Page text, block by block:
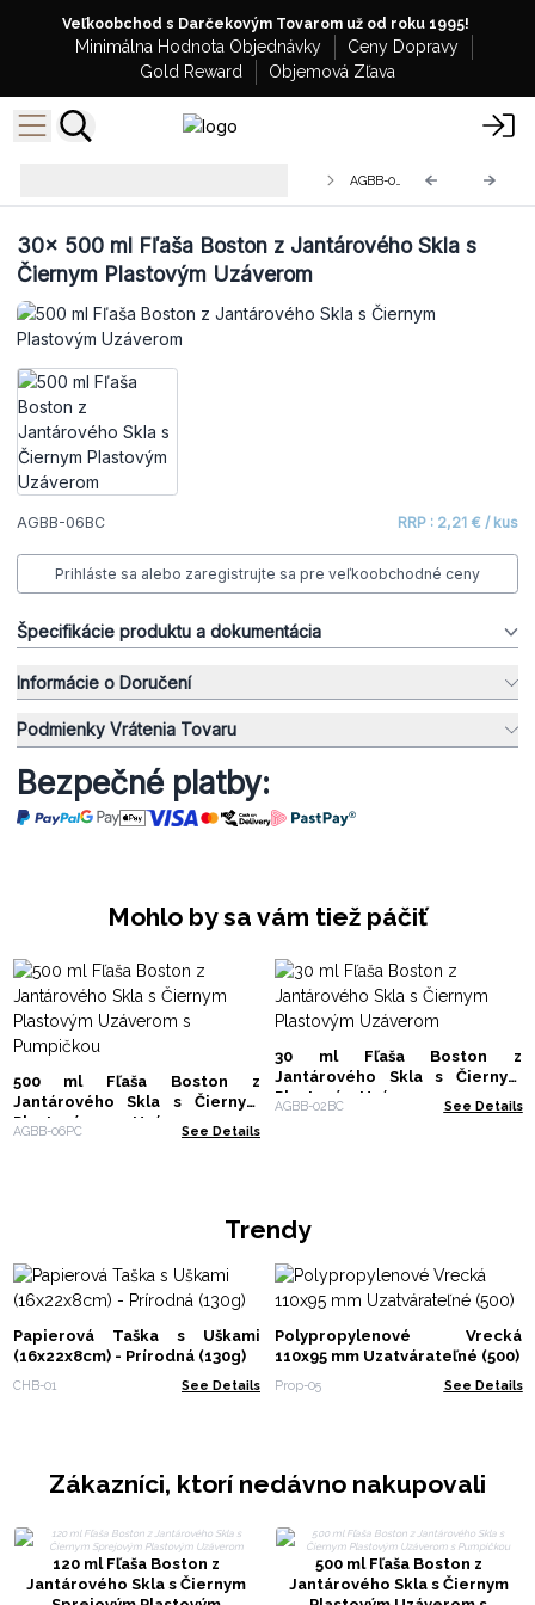
Veľkoobchod s Darčekovým Tovarom už od roku 1995!
Minimálna Hodnota Objednávky
Ceny Dopravy
Gold Reward
Objemová Zľava
AGBB-06BC
30x 500 ml Fľaša Boston z Jantárového Skla s
Čiernym Plastovým Uzáverom
AGBB-06BC RRP : 2,21 € / kus
Prihláste sa alebo zaregistrujte sa pre veľkoobchodné ceny
Špecifikácie produktu a dokumentácia
Informácie o Doručení
Podmienky Vrátenia Tovaru
Bezpečné platby:
Mohlo by sa vám tiež páčiť
500 ml Fľaša Boston z
Jantárového Skla s Čiernym
Plastovým Uzáverom s
AGBB-06PC See Details
30 ml Fľaša Boston z
Jantárového Skla s Čiernym
Plastovým Uzáverom
AGBB-02BC See Details
Trendy
Papierová Taška s Uškami
(16x22x8cm) - Prírodná (130g)
CHB-01 See Details
Polypropylenové Vrecká
110x95 mm Uzatvárateľné (500)
Prop-05 See Details
Zákazníci, ktorí nedávno nakupovali
120 ml Fľaša Boston z
Jantárového Skla s Čiernym
500 ml Fľaša Boston z
Jantárového Skla s Čiernym